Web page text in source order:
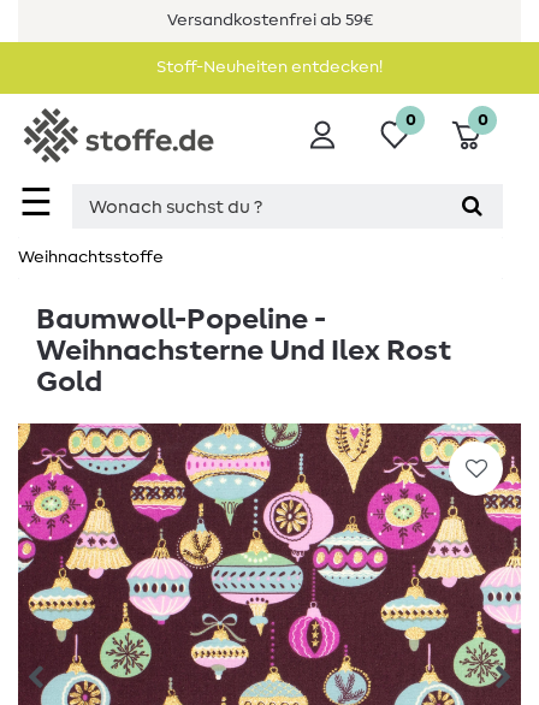
Versandkostenfrei ab 59€
Stoff-Neuheiten entdecken!
☰
0 0
Weihnachtsstoffe
Baumwoll-Popeline -
Weihnachsterne Und Ilex Rost
Gold